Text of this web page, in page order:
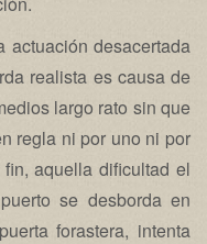
actuación desacertada
realista es causa de
largo rato sin que
regla ni por uno ni por
aquella dificultad el
se desborda en
forastera, intenta